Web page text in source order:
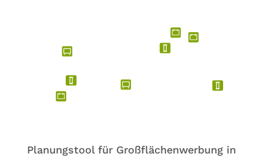
Planungstool für Großflächenwerbung in